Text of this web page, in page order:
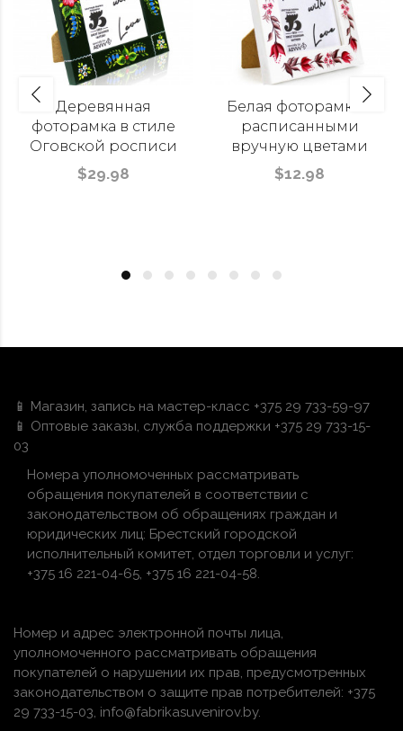
Деревянная
фоторамка в стиле
Оговской росписи
$29.98
Белая фоторамка с
расписанными
вручную цветами
$12.98
📱 Магазин, запись на мастер-класс +375 29 733-59-97
📱 Оптовые заказы, служба поддержки +375 29 733-15-
03
Номера уполномоченных рассматривать
обращения покупателей в соответствии с
законодательством об обращениях граждан и
юридических лиц: Брестский городской
исполнительный комитет, отдел торговли и услуг:
+375 16 221-04-65, +375 16 221-04-58.
Номер и адрес электронной почты лица,
уполномоченного рассматривать обращения
покупателей о нарушении их прав, предусмотренных
законодательством о защите прав потребителей: +375
29 733-15-03, info@fabrikasuvenirov.by.